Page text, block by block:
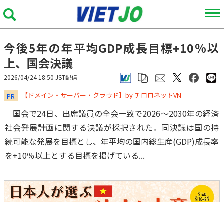
今後5年の年平均GDP成長目標+10％以
上、国会決議
2026/04/24 18:50 JST配信
PR ​​​​​​​【ドメイン・サーバー・クラウド】by チロロネットVN
国会で24日、出席議員の全会一致で2026～2030年の経済
社会発展計画に関する決議が採択された。同決議は国の持
続可能な発展を目標とし、年平均の国内総生産(GDP)成長率
を+10％以上とする目標を掲げている...